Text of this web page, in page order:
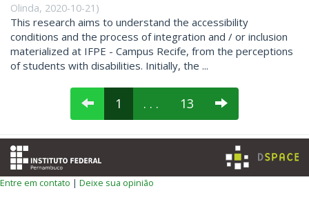
Olinda, 2020-10-21 )
This research aims to understand the accessibility
conditions and the process of integration and / or inclusion
materialized at IFPE - Campus Recife, from the perceptions
of students with disabilities. Initially, the ...
1 . . . 13
Entre em contato | Deixe sua opinião